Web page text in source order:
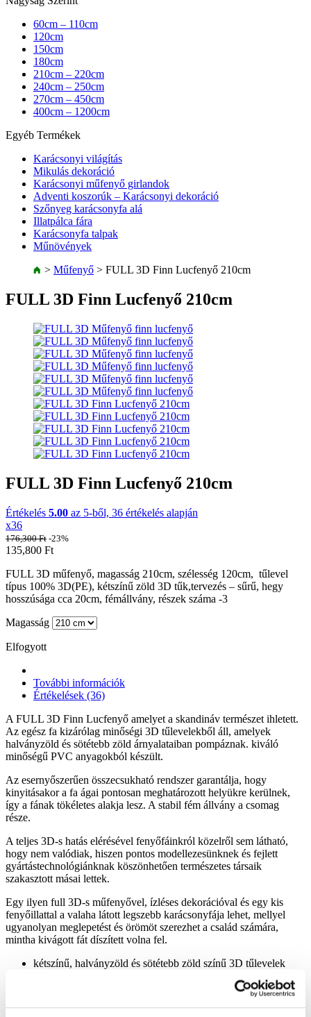
60cm – 110cm
120cm
150cm
180cm
210cm – 220cm
240cm – 250cm
270cm – 450cm
400cm – 1200cm
Egyéb Termékek
Karácsonyi világítás
Mikulás dekoráció
Karácsonyi műfenyő girlandok
Adventi koszorúk – Karácsonyi dekoráció
Szőnyeg karácsonyfa alá
Illatpálca fára
Karácsonyfa talpak
Műnövények
> Műfenyő > FULL 3D Finn Lucfenyő 210cm
FULL 3D Finn Lucfenyő 210cm
FULL 3D Finn Lucfenyő 210cm
Értékelés 5.00 az 5-ből, 36 értékelés alapján
x36
176,300Ft -23%
135,800 Ft
FULL 3D műfenyő, magasság 210cm, szélesség 120cm, tűlevel
típus 100% 3D(PE), kétszínű zöld 3D tűk,tervezés – sűrű, hegy
hosszúsága cca 20cm, fémállvány, részek száma -3
Magasság
Elfogyott
További információk
Értékelések (36)
A FULL 3D Finn Lucfenyő amelyet a skandináv természet ihletett.
Az egész fa kizárólag minőségi 3D tűlevelekből áll, amelyek
halványzöld és sötétebb zöld árnyalataiban pompáznak. kiváló
minőségű PVC anyagokból készült.
Az esernyőszerűen összecsukható rendszer garantálja, hogy
kinyitásakor a fa ágai pontosan meghatározott helyükre kerülnek,
így a fának tökéletes alakja lesz. A stabil fém állvány a csomag
része.
A teljes 3D-s hatás elérésével fenyőfáinkról közelről sem látható,
hogy nem valódiak, hiszen pontos modellezesünknek és fejlett
gyártástechnológiánknak köszönhetően természetes társaik
szakasztott másai lettek.
Egy ilyen full 3D-s műfenyővel, ízléses dekorációval és egy kis
fenyőillattal a valaha látott legszebb karácsonyfája lehet, mellyel
ugyanolyan meglepetést és örömöt szerezhet a család számára,
mintha kivágott fát díszített volna fel.
kétszínű, halványzöld és sötétebb zöld színű 3D tűlevelek